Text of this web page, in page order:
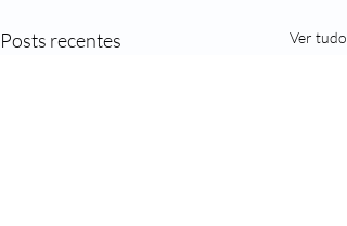
Posts recentes Ver tudo